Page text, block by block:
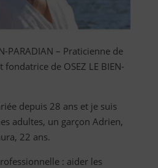
PARADIAN – Praticienne de
de OSEZ LE BIEN-
depuis 28 ans et je suis
adultes, un garçon Adrien,
22 ans.
: aider les